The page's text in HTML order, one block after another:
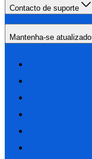
Contacto de suporte
Mantenha-se atualizado